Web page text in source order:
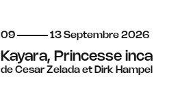
du
09 au
13 septembre
Septembre 2026
Kayara, Princesse inca
de Cesar Zelada et Dirk Hampel